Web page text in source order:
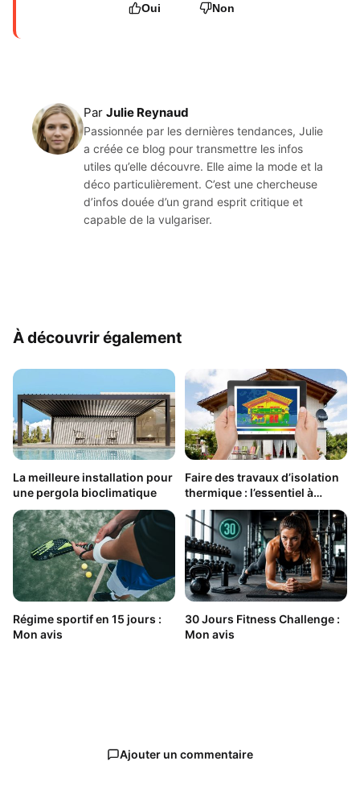
Oui Non
Par Julie Reynaud
Passionnée par les dernières tendances, Julie
a créée ce blog pour transmettre les infos
utiles qu’elle découvre. Elle aime la mode et la
déco particulièrement. C’est une chercheuse
d’infos douée d’un grand esprit critique et
capable de la vulgariser.
À découvrir également
La meilleure installation pour
une pergola bioclimatique
Faire des travaux d’isolation
thermique : l’essentiel à
savoir
Régime sportif en 15 jours :
Mon avis
30 Jours Fitness Challenge :
Mon avis
Ajouter un commentaire